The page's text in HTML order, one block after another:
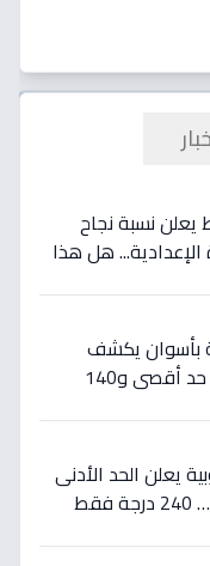
نسبة نجاح
هل هذا
بأسوان يكشف
مفاجأة - 240 درجة حد أقصى و140
يعلن الحد الأدنى
الجديد للثانوي العام… 240 درجة فقط